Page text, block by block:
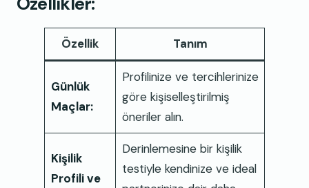
Özellik Tanım
Günlük
Maçlar:
Profilinize ve tercihlerinize
göre kişiselleştirilmiş
öneriler alın.
Kişilik
Profili ve
Derinlemesine bir kişilik
testiyle kendinize ve ideal